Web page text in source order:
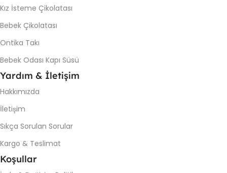
Kız İsteme Çikolatası
Bebek Çikolatası
Ontika Takı
Bebek Odası Kapı Süsü
Yardım & İletişim
Hakkımızda
İletişim
Sıkça Sorulan Sorular
Kargo & Teslimat
Koşullar